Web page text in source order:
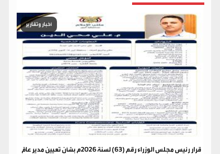
أخبار وتقارير
قرار رئيس مجلس الوزراء رقم (63) لسنة 2026م بشأن تعيين مدير عامًّ